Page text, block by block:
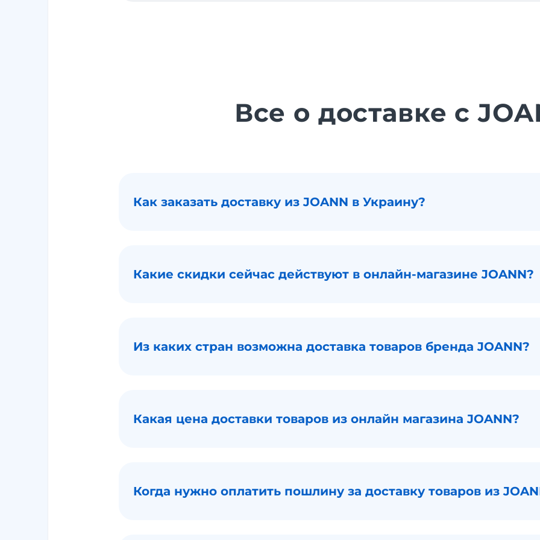
Все о доставке с
Как заказать доставку из JOANN в Украину?
Какие скидки сейчас действуют в онлайн-магазине JOANN?
Из каких стран возможна доставка товаров бренда JOANN?
Какая цена доставки товаров из онлайн магазина JOANN?
Когда нужно оплатить пошлину за доставку товаров из